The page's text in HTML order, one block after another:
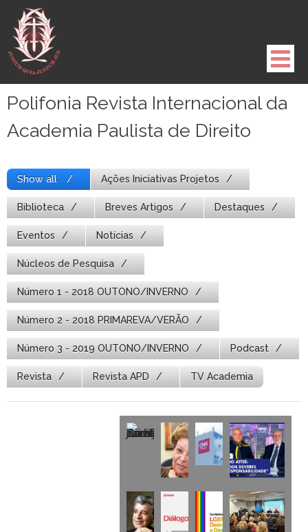
para
conteúdo
Polifonia Revista Internacional da
Academia Paulista de Direito
Show all Ações Iniciativas Projetos
Biblioteca Breves Artigos Destaques
Eventos Notícias
Núcleos de Pesquisa
Número 1 - 2018 OUTONO/INVERNO
Número 2 - 2018 PRIMAREVA/VERÃO
Número 3 - 2019 OUTONO/INVERNO Podcast
Revista Revista APD TV Academia